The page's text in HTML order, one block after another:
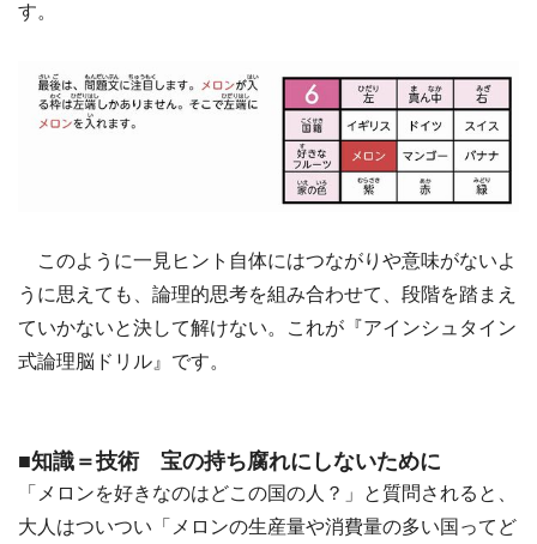
す。
このように一見ヒント自体にはつながりや意味がないよ
うに思えても、論理的思考を組み合わせて、段階を踏まえ
ていかないと決して解けない。これが『アインシュタイン
式論理脳ドリル』です。
■知識＝技術 宝の持ち腐れにしないために
「メロンを好きなのはどこの国の人？」と質問されると、
大人はついつい「メロンの生産量や消費量の多い国ってど